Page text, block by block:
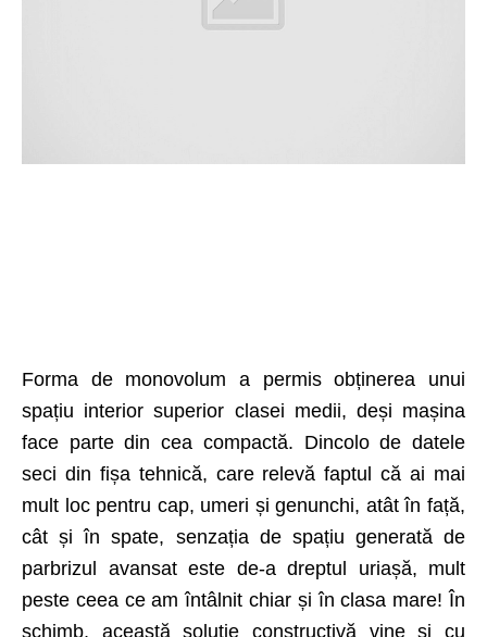
Forma de monovolum a permis obținerea unui
spațiu interior superior clasei medii, deși mașina
face parte din cea compactă. Dincolo de datele
seci din fișa tehnică, care relevă faptul că ai mai
mult loc pentru cap, umeri și genunchi, atât în față,
cât și în spate, senzația de spațiu generată de
parbrizul avansat este de-a dreptul uriașă, mult
peste ceea ce am întâlnit chiar și în clasa mare! În
schimb, această soluție constructivă vine și cu